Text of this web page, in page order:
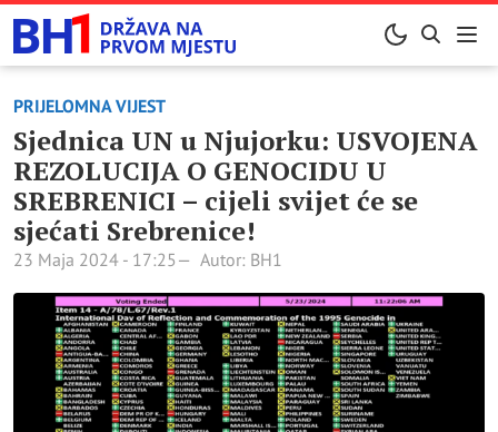
PRIJELOMNA VIJEST
Sjednica UN u Njujorku: USVOJENA
REZOLUCIJA O GENOCIDU U
SREBRENICI – cijeli svijet će se
sjećati Srebrenice!
23 Maja 2024 - 17:25 Autor: BH1